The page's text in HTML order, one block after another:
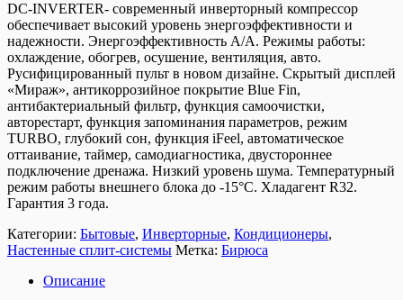
DC-INVERTER- современный инверторный компрессор
обеспечивает высокий уровень энергоэффективности и
надежности. Энергоэффективность A/A. Режимы работы:
охлаждение, обогрев, осушение, вентиляция, авто.
Русифицированный пульт в новом дизайне. Скрытый дисплей
«Мираж», антикоррозийное покрытие Blue Fin,
антибактериальный фильтр, функция самоочистки,
авторестарт, функция запоминания параметров, режим
TURBO, глубокий сон, функция iFeel, автоматическое
оттаивание, таймер, самодиагностика, двустороннее
подключение дренажа. Низкий уровень шума. Температурный
режим работы внешнего блока до -15°C. Хладагент R32.
Гарантия 3 года.
Категории: Бытовые, Инверторные, Кондиционеры,
Настенные сплит-системы Метка: Бирюса
Описание